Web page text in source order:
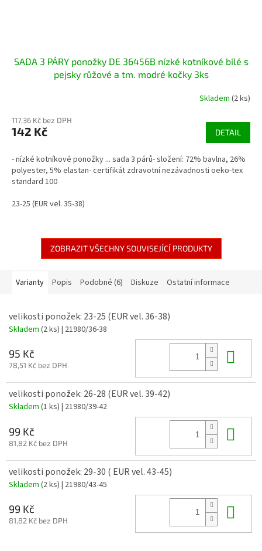
SADA 3 PÁRY ponožky DE 36456B nízké kotníkové bílé s
pejsky růžové a tm. modré kočky 3ks
Skladem (2 ks)
117,36 Kč bez DPH
142 Kč DETAIL
- nízké kotníkové ponožky ... sada 3 párů- složení: 72% bavlna, 26%
polyester, 5% elastan- certifikát zdravotní nezávadnosti oeko-tex
standard 100
23-25 (EUR vel. 35-38)
ZOBRAZIT VŠECHNY SOUVISEJÍCÍ PRODUKTY
Varianty Popis Podobné (6) Diskuze Ostatní informace
velikosti ponožek: 23-25 (EUR vel. 36-38)
Skladem (2 ks) | 21980/36-38
95 Kč
78,51 Kč bez DPH
velikosti ponožek: 26-28 (EUR vel. 39-42)
Skladem (1 ks) | 21980/39-42
99 Kč
81,82 Kč bez DPH
velikosti ponožek: 29-30 ( EUR vel. 43-45)
Skladem (2 ks) | 21980/43-45
99 Kč
81,82 Kč bez DPH